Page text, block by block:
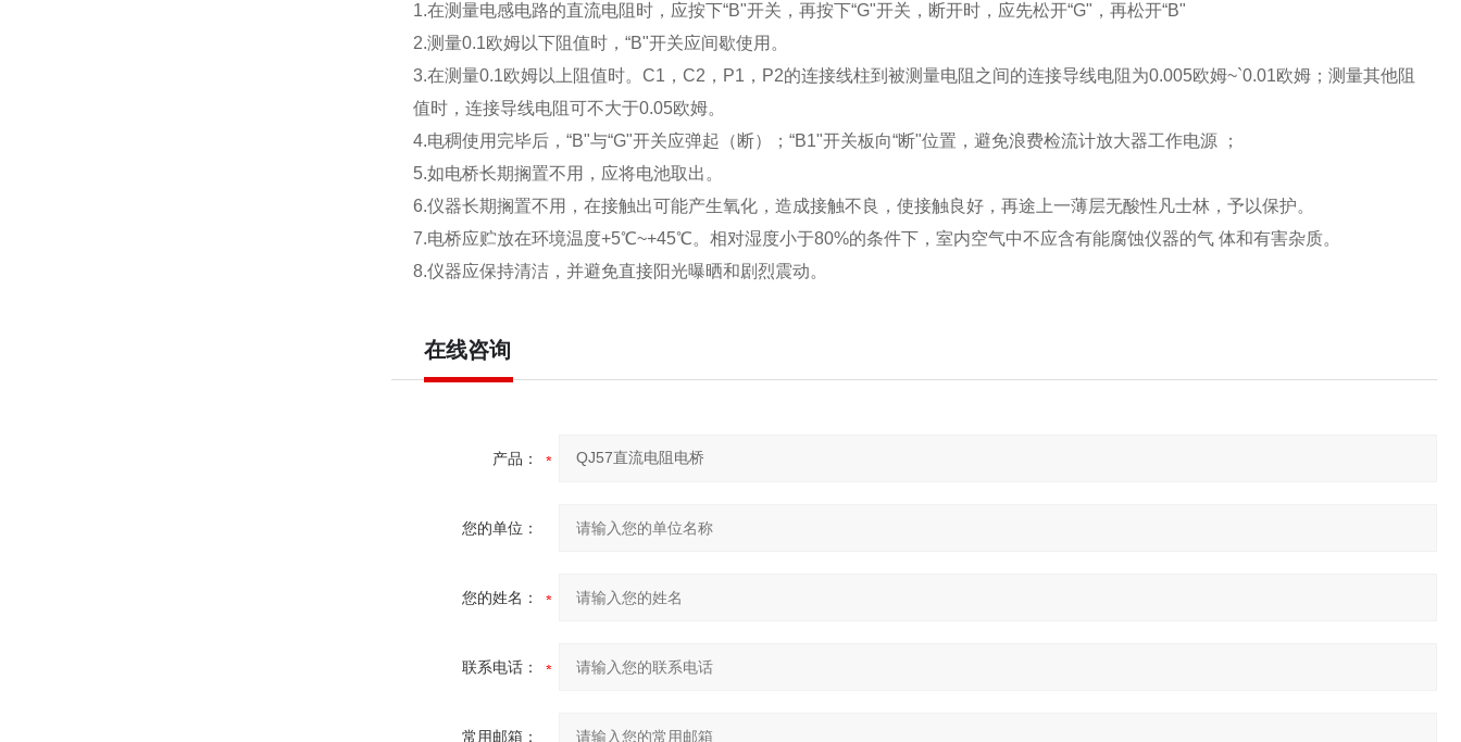
1.在测量电感电路的直流电阻时，应按下“B"开关，再按下“G"开关，断开时，应先松开“G"，再松开“B"
2.测量0.1欧姆以下阻值时，“B"开关应间歇使用。
3.在测量0.1欧姆以上阻值时。C1，C2，P1，P2的连接线柱到被测量电阻之间的连接导线电阻为0.005欧姆~`0.01欧姆；测量其他阻
值时，连接导线电阻可不大于0.05欧姆。
4.电稠使用完毕后，“B"与“G"开关应弹起（断）；“B1"开关板向“断"位置，避免浪费检流计放大器工作电源 ；
5.如电桥长期搁置不用，应将电池取出。
6.仪器长期搁置不用，在接触出可能产生氧化，造成接触不良，使接触良好，再途上一薄层无酸性凡士林，予以保护。
7.电桥应贮放在环境温度+5℃~+45℃。相对湿度小于80%的条件下，室内空气中不应含有能腐蚀仪器的气 体和有害杂质。
8.仪器应保持清洁，并避免直接阳光曝晒和剧烈震动。
在线咨询
产品：
您的单位：
您的姓名：
联系电话：
常用邮箱：